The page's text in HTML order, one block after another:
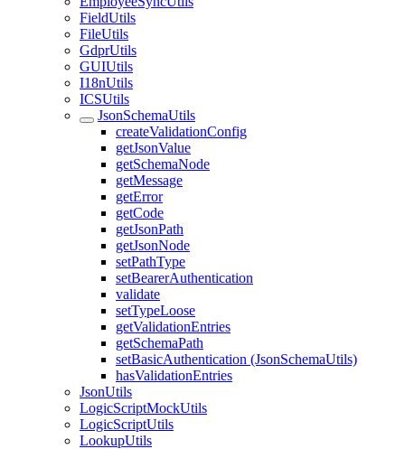
FieldUtils
FileUtils
GdprUtils
GUIUtils
I18nUtils
ICSUtils
JsonSchemaUtils
createValidationConfig
getJsonValue
getSchemaNode
getMessage
getError
getCode
getJsonPath
getJsonNode
setPathType
setBearerAuthentication
validate
setTypeLoose
getValidationEntries
getSchemaPath
setBasicAuthentication (JsonSchemaUtils)
hasValidationEntries
JsonUtils
LogicScriptMockUtils
LogicScriptUtils
LookupUtils